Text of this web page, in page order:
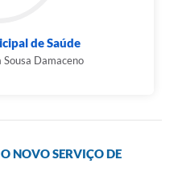
de Saúde
Damaceno
NOVO SERVIÇO DE